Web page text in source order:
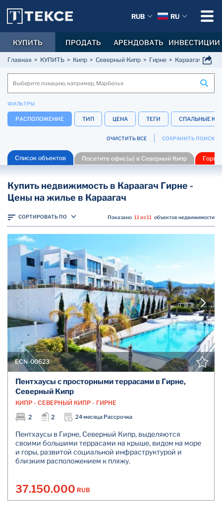
Главная КУПИТЬ Кипр Северный Кипр Гирне Караагач
ФИЛЬТРЫ
РАСПОЛОЖЕНИЕ ТИП ЦЕНА ТЕГИ СПАЛЬНЫЕ
ОЧИСТИТЬ ВСЕ СОХРАНИТЬ ПОИСК
Список объектов Посетите офис(ы) в Северный Кипр
Купить недвижимость в Караагач Гирне -
Цены на жилье в Караагач
СОРТИРОВАТЬ ПО Показано 11 из 11 объектов недвижимости
ECN-00623
Пентхаусы с просторными террасами в Гирне,
Северный Кипр
КИПР - СЕВЕРНЫЙ КИПР - ГИРНЕ
2
2 24 месяца Рассрочка
Пентхаусы в Гирне, Северный Кипр, выделяются
своими большими террасами на крыше, видом на море
и горы, развитой социальной инфраструктурой и
близким расположением к пляжу.
37.150.000 RUB
RUB RU
КУПИТЬ ПРОДАТЬ АРЕНДОВАТЬ ИНВЕСТИЦИИ